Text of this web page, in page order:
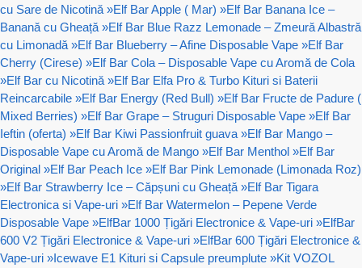
cu Sare de Nicotină »Elf Bar Apple ( Mar) »Elf Bar Banana Ice –
Banană cu Gheață »Elf Bar Blue Razz Lemonade – Zmeură Albastră
cu Limonadă »Elf Bar Blueberry – Afine Disposable Vape »Elf Bar
Cherry (Cirese) »Elf Bar Cola – Disposable Vape cu Aromă de Cola
»Elf Bar cu Nicotină »Elf Bar Elfa Pro & Turbo Kituri si Baterii
Reincarcabile »Elf Bar Energy (Red Bull) »Elf Bar Fructe de Padure (
Mixed Berries) »Elf Bar Grape – Struguri Disposable Vape »Elf Bar
Ieftin (oferta) »Elf Bar Kiwi Passionfruit guava »Elf Bar Mango –
Disposable Vape cu Aromă de Mango »Elf Bar Menthol »Elf Bar
Original »Elf Bar Peach Ice »Elf Bar Pink Lemonade (Limonada Roz)
»Elf Bar Strawberry Ice – Căpșuni cu Gheață »Elf Bar Tigara
Electronica si Vape-uri »Elf Bar Watermelon – Pepene Verde
Disposable Vape »ElfBar 1000 Țigări Electronice & Vape-uri »ElfBar
600 V2 Țigări Electronice & Vape-uri »ElfBar 600 Țigări Electronice &
Vape-uri »Icewave E1 Kituri si Capsule preumplute »Kit VOZOL